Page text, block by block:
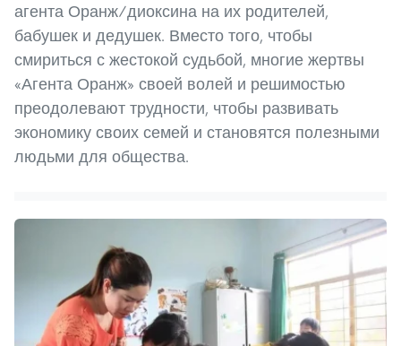
агента Оранж/диоксина на их родителей,
бабушек и дедушек. Вместо того, чтобы
смириться с жестокой судьбой, многие жертвы
«Агента Оранж» своей волей и решимостью
преодолевают трудности, чтобы развивать
экономику своих семей и становятся полезными
людьми для общества.